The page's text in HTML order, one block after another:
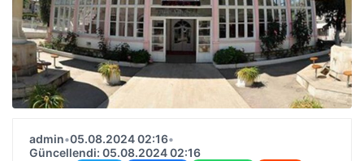
admin•05.08.2024 02:16•
Güncellendi: 05.08.2024 02:16